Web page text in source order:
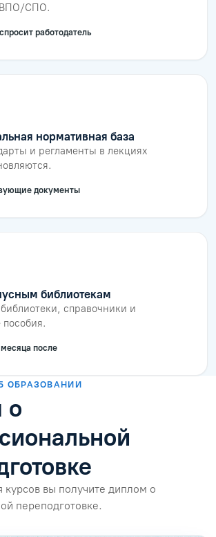
ВПО/СПО.
работодатель
нормативная база
и регламенты в лекциях
документы
библиотекам
справочники и
пособия.
после
ОБРАЗОВАНИИ
о
курсов вы получите диплом о
переподготовке.